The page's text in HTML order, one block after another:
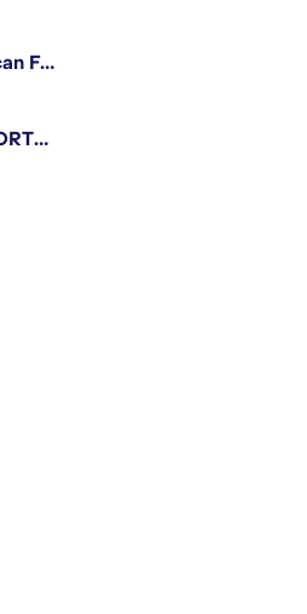
Development Director - American Football
Development Director - EA SPORTS UFC